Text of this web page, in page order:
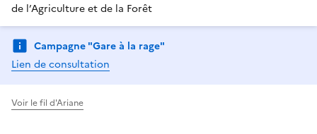
de l’Agriculture et de la Forêt
Campagne "Gare à la rage"
Lien de consultation
Voir le fil d'Ariane